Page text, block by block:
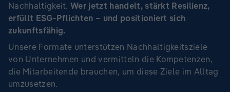
Nachhaltigkeit.Wer jetzt handelt, stärkt Resilienz,
erfüllt ESG-Pflichten – und positioniert sich
zukunftsfähig.
Unsere Formate unterstützen Nachhaltigkeitsziele
von Unternehmen und vermitteln die Kompetenzen,
die Mitarbeitende brauchen, um diese Ziele im Alltag
umzusetzen.